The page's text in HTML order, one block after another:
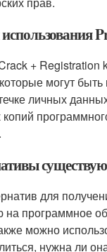
+
могут
личных
для
программное
можно
нужна ли